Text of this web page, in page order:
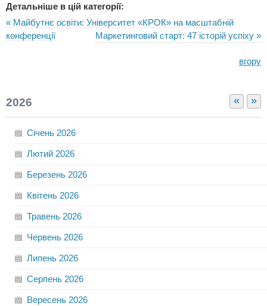
Детальніше в цій категорії:
« Майбутнє освіти: Університет «КРОК» на масштабній
конференції
Маркетинговий старт: 47 історій успіху »
вгору
« »
2026
Січень 2026
Лютий 2026
Березень 2026
Квітень 2026
Травень 2026
Червень 2026
Липень 2026
Серпень 2026
Вересень 2026